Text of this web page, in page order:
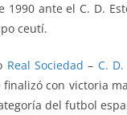
1990 ante el C. D.
ceutí.
Real Sociedad – C.
con victoria
del futbol